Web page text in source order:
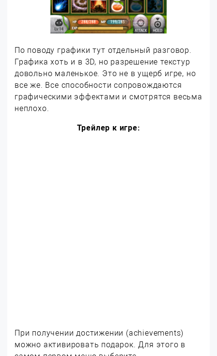
По поводу графики тут отдельный разговор.
Графика хоть и в 3D, но разрешение текстур
довольно маленькое. Это не в ущерб игре, но
все же. Все способности сопровождаются
графическими эффектами и смотрятся весьма
неплохо.
Трейлер к игре:
При получении достижении (achievements)
можно активировать подарок. Для этого в